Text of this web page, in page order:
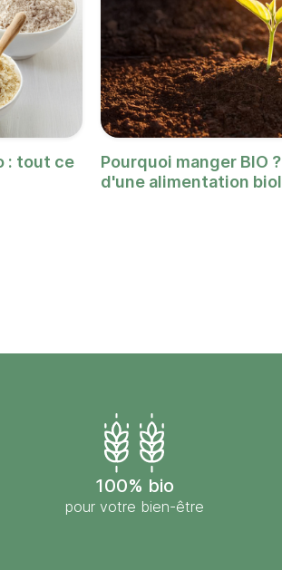
: tout ce
Pourquoi manger BIO
d'une alimentation
100% bio
pour votre bien-être